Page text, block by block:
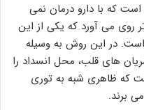
که با دارو درمان نمی
روی می آورد که یکی از این
است. در این روش به وسیله
های قلب، محل انسداد را
که ظاهری شبه به توری
برند.